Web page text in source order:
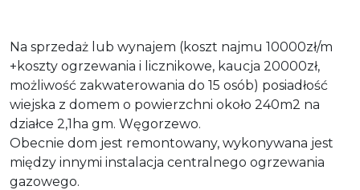
Na sprzedaż lub wynajem (koszt najmu 10000zł/m
+koszty ogrzewania i licznikowe, kaucja 20000zł,
możliwość zakwaterowania do 15 osób) posiadłość
wiejska z domem o powierzchni około 240m2 na
działce 2,1ha gm. Węgorzewo.
Obecnie dom jest remontowany, wykonywana jest
między innymi instalacja centralnego ogrzewania
gazowego.